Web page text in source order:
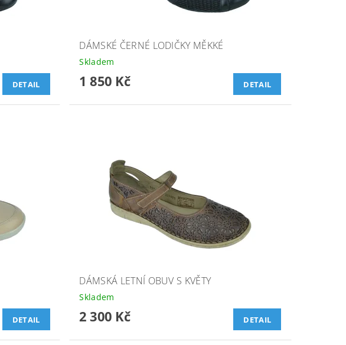
DETAIL
DÁMSKÉ ČERNÉ LODIČKY MĚKKÉ
Skladem
1 850 Kč DETAIL
DETAIL
DÁMSKÁ LETNÍ OBUV S KVĚTY
Skladem
2 300 Kč DETAIL